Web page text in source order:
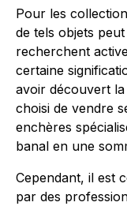
Pour les
de tels objets
recherchent
certaine
avoir découvert
choisi de vendre
enchères
banal en une
Cependant, il est
par des